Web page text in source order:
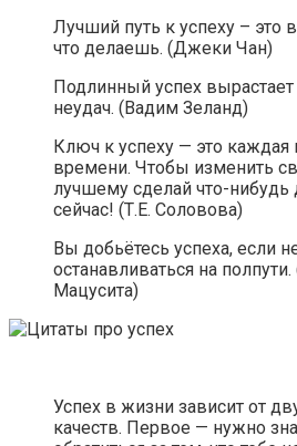
Лучший путь к успеху – это
что делаешь. (Джеки Чан)
Подлинный успех
неудач. (Вадим Зеланд)
Ключ к успеху — это каждая
времени. Чтобы изменить
лучшему сделай что-нибудь
сейчас! (Т.Е. Соловова)
Вы добьётесь успеха, если
останавливаться на
Мацусита)
Успех в жизни зависит от
качеств. Первое — нужно